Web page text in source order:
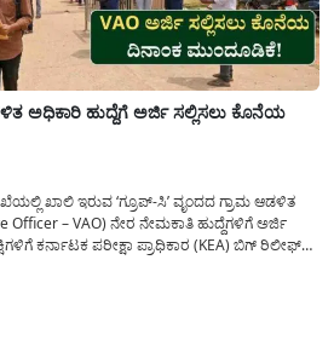
ಅಧಿಕಾರಿ ಹುದ್ದೆಗೆ ಅರ್ಜಿ ಸಲ್ಲಿಸಲು ಕೊನೆಯ
ಖಾಲಿ ಇರುವ ‘ಗ್ರೂಪ್-ಸಿ’ ವೃಂದದ ಗ್ರಾಮ ಆಡಳಿತ
Officer – VAO) ನೇರ ನೇಮಕಾತಿ ಹುದ್ದೆಗಳಿಗೆ ಅರ್ಜಿ
ಕರ್ನಾಟಕ ಪರೀಕ್ಷಾ ಪ್ರಾಧಿಕಾರ (KEA) ಬಿಗ್ ರಿಲೀಫ್